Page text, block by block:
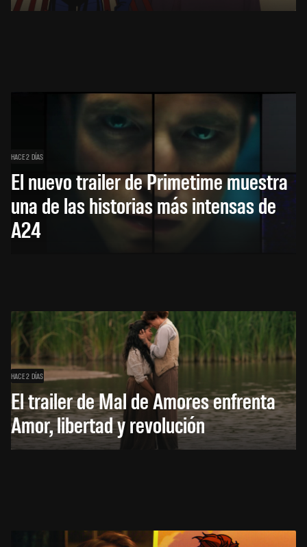
HACE 2 DÍAS
El nuevo trailer de Primetime muestra
una de las historias más intensas de
A24
HACE 2 DÍAS
El trailer de Mal de Amores enfrenta
Amor, libertad y revolución